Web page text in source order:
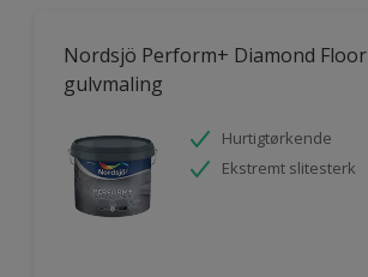
Nordsjö Perform+ Diamond Floor
gulvmaling
Hurtigtørkende
Ekstremt slitesterk